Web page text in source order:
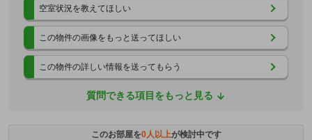
空室状況を教えてほしい
この物件の画像をもっと送ってほしい
この物件の詳しい情報を送ってもらう
質問できる項目をもっと見る
このお部屋を0人以上が検討中です